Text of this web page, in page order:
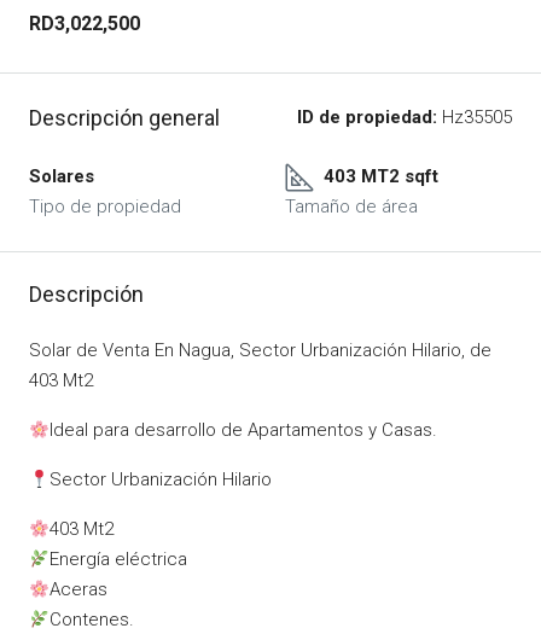
RD3,022,500
Descripción general ID de propiedad: Hz35505
Solares
Tipo de propiedad
403 MT2 sqft
Tamaño de área
Descripción
Solar de Venta En Nagua, Sector Urbanización Hilario, de
403 Mt2
Ideal para desarrollo de Apartamentos y Casas.
Sector Urbanización Hilario
403 Mt2
Energía eléctrica
Aceras
Contenes.